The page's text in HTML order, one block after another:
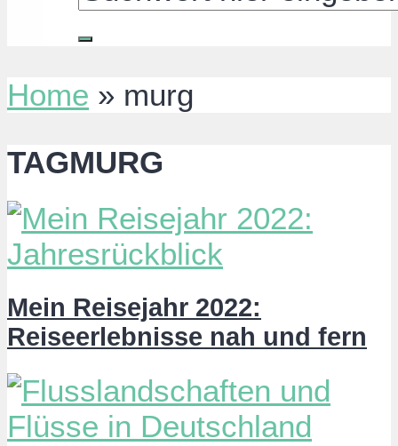
Home » murg
TAGMURG
Mein Reisejahr 2022:
Reiseerlebnisse nah und fern